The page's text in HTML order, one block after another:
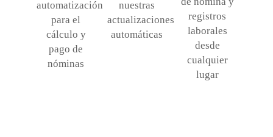
automatización
para el
cálculo y
pago de
nóminas
nuestras
actualizaciones
automáticas
registros
laborales
desde
cualquier
lugar